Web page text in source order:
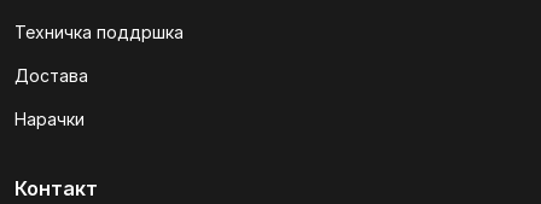
Техничка поддршка
Достава
Нарачки
Контакт